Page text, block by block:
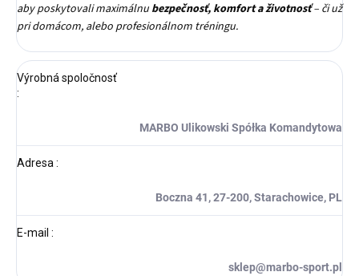
aby poskytovali maximálnu bezpečnosť, komfort a životnosť– či už
pri domácom, alebo profesionálnom tréningu.
Výrobná spoločnosť
:
MARBO Ulikowski Spółka Komandytowa
Adresa :
Boczna 41, 27-200, Starachowice, PL
E-mail :
sklep@marbo-sport.pl